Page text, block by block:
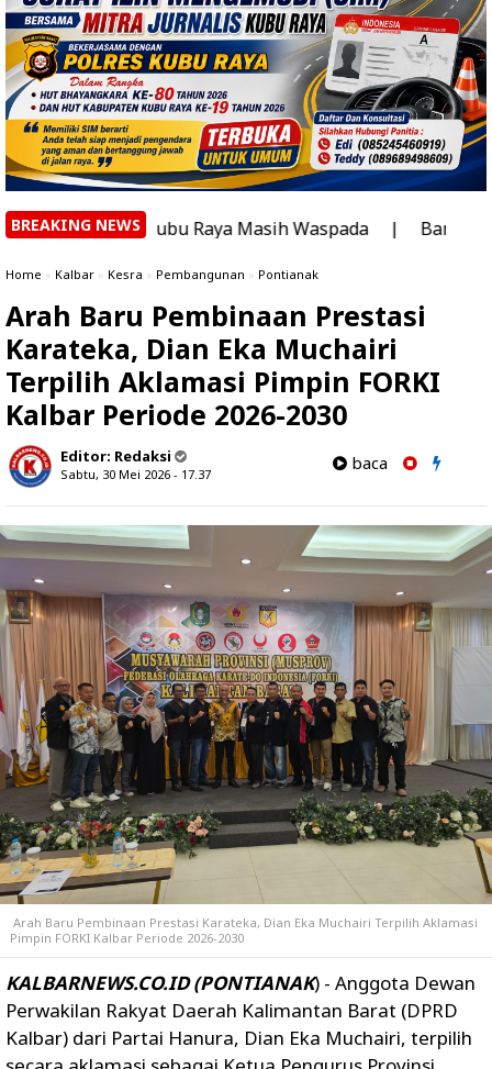
BREAKING NEWS
Raya Masih Waspada | Banyak yang Bertanya,
Home » Kalbar » Kesra » Pembangunan » Pontianak
Arah Baru Pembinaan Prestasi
Karateka, Dian Eka Muchairi
Terpilih Aklamasi Pimpin FORKI
Kalbar Periode 2026-2030
Editor: Redaksi
Sabtu, 30 Mei 2026 - 17.37
baca
Arah Baru Pembinaan Prestasi Karateka, Dian Eka Muchairi Terpilih Aklamasi
Pimpin FORKI Kalbar Periode 2026-2030
KALBARNEWS.CO.ID (PONTIANAK) - Anggota Dewan
Perwakilan Rakyat Daerah Kalimantan Barat (DPRD
Kalbar) dari Partai Hanura, Dian Eka Muchairi, terpilih